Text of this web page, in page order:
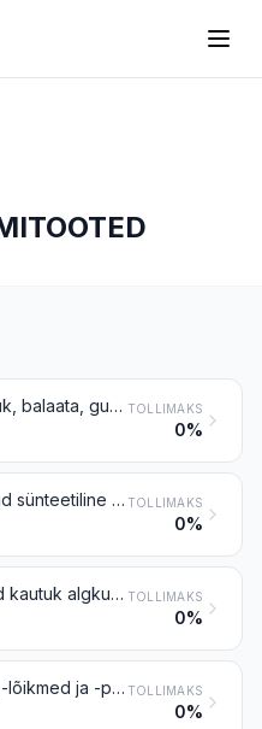
Looduslik kautuk, balaata, gutapert, guajuula, tikle jms looduslikud vaigud (algkujul või tahvlite, lehtede või ribadena) TOLLIMAKS
0%
Õlidest toodetud sünteetiline kautuk ja faktis, algkujul või tahvlite, lehtede või ribadena; rubriigi 4001 ainete segud käesoleva rubriigi ainetega, algkujul või tahvlite, lehtede või ribadena TOLLIMAKS
0%
Regenereeritud kautuk algkujul või tahvlite, lehtede või ribadena TOLLIMAKS
0%
Kummijäätmed, -lõikmed ja -puru (v.a kõvakummist), neist valmistatud pulber ja graanulid TOLLIMAKS
0%